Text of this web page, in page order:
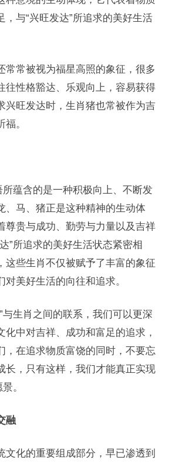
，与“兴旺发达”所追求的美好生活
常常被视为福星高照的象征，很多
往性格豁达、乐观向上，容易获得
兴旺发达时，生肖猪也常被作为吉
。
所蕴含的是一种积极向上、不断发
、马、猪正是这种精神的生动体
尊贵与成功、勤劳与力量以及吉祥
”所追求的美好生活状态紧密相
这些生肖不仅被赋予了丰富的象征
美好生活的向往和追求。
与生肖之间的联系，我们可以更深
化中对吉祥、成功和富足的追求，
，在追求物质富饶的同时，不要忘
长，只有这样，我们才能真正实现
。
融
文化的重要组成部分，早已渗透到